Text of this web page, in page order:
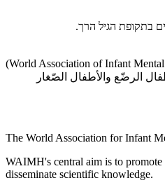
בתקופת הגיל הרך.
(World Association of Infant
الرضّع والأطفال الصّغار
The World Association for Infant
WAIMH's central aim is to promote
disseminate scientific knowledge.